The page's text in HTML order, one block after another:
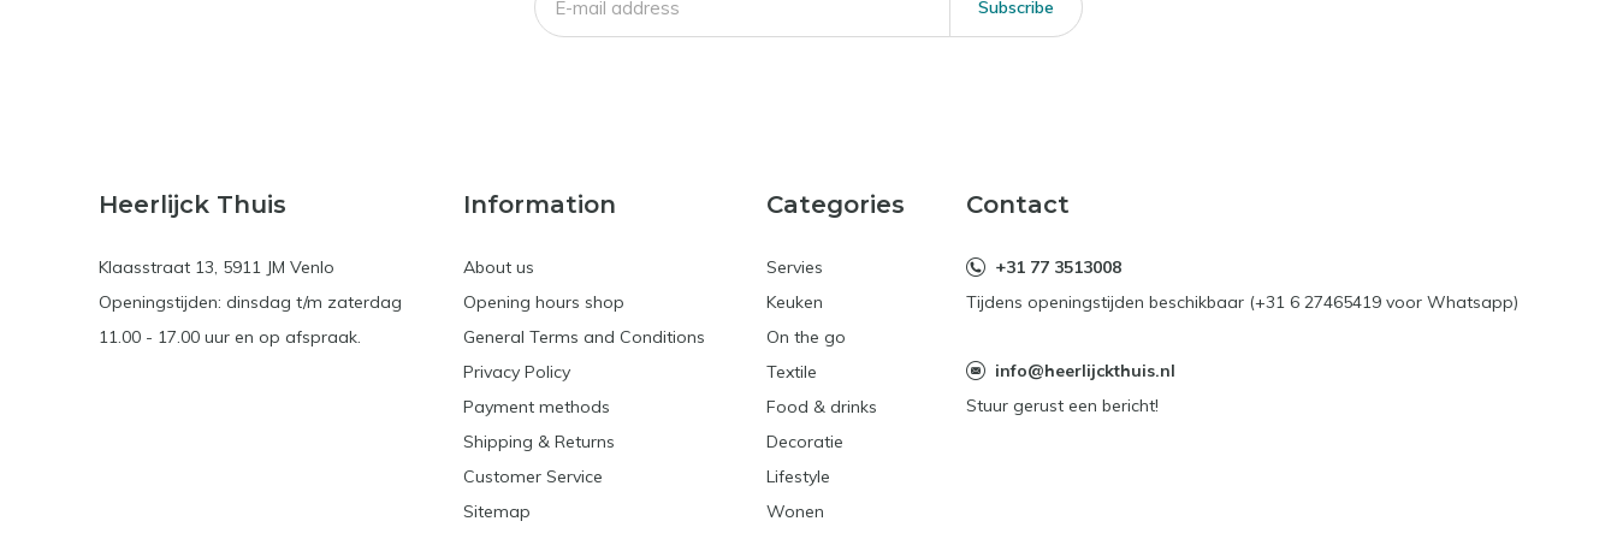
Subscribe
Heerlijck Thuis
Klaasstraat 13, 5911 JM Venlo
Openingstijden: dinsdag t/m zaterdag
11.00 - 17.00 uur en op afspraak.
Information
About us
Opening hours shop
General Terms and Conditions
Privacy Policy
Payment methods
Shipping & Returns
Customer Service
Sitemap
Categories
Servies
Keuken
On the go
Textile
Food & drinks
Decoratie
Lifestyle
Wonen
Contact
+31 77 3513008
Tijdens openingstijden beschikbaar (+31 6 27465419 voor Whatsapp)
info@heerlijckthuis.nl
Stuur gerust een bericht!